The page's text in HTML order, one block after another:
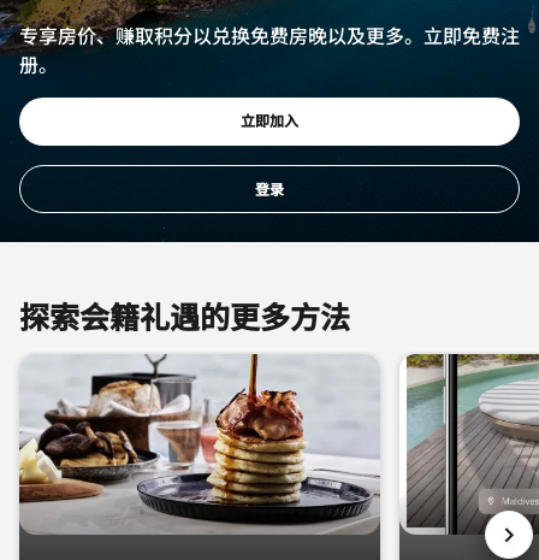
专享房价、赚取积分以兑换免费房晚以及更多。立即免费注
册。
立即加入
打开新窗口
登录
探索会籍礼遇的更多方法
跳过 探索会籍礼遇的更多方法 轮播 使用 3 张卡。
下